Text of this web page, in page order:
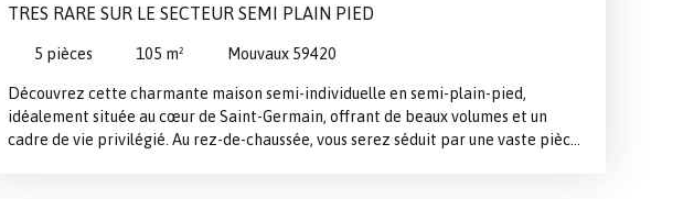
TRES RARE SUR LE SECTEUR SEMI PLAIN PIED
5 pièces 105 m² Mouvaux 59420
Découvrez cette charmante maison semi-individuelle en semi-plain-pied,
idéalement située au cœur de Saint-Germain, offrant de beaux volumes et un
cadre de vie privilégié. Au rez-de-chaussée, vous serez séduit par une vaste pièce